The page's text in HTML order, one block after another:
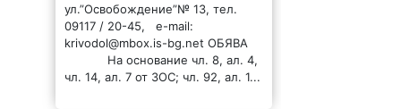
ул.”Освобождение”№ 13, тел.
09117 / 20-45, e-mail:
krivodol@mbox.is-bg.net ОБЯВА
На основание чл. 8, ал. 4,
чл. 14, ал. 7 от ЗОС; чл. 92, ал. 1...